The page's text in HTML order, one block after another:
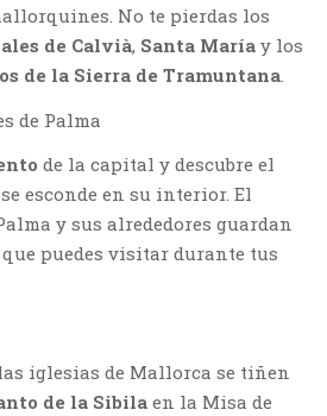
No te pierdas los
de Calvià, Santa María y los
de la Sierra de Tramuntana.
de Palma
de la capital y descubre el
esconde en su interior. El
y sus alrededores guardan
que puedes visitar durante tus
iglesias de Mallorca se tiñen
de la Sibilaen la Misa de